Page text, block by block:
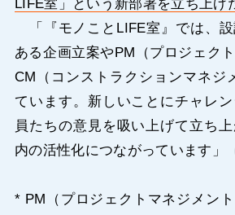
LIFE室」という新部署を立ち上げ
「『モノことLIFE室』では、
ある企画立案やPM（プロジェク
CM（コンストラクションマネジ
ています。新しいことにチャレ
員たちの意見を吸い上げて立ち
内の活性化につながっています」
* PM（プロジェクトマネジメン